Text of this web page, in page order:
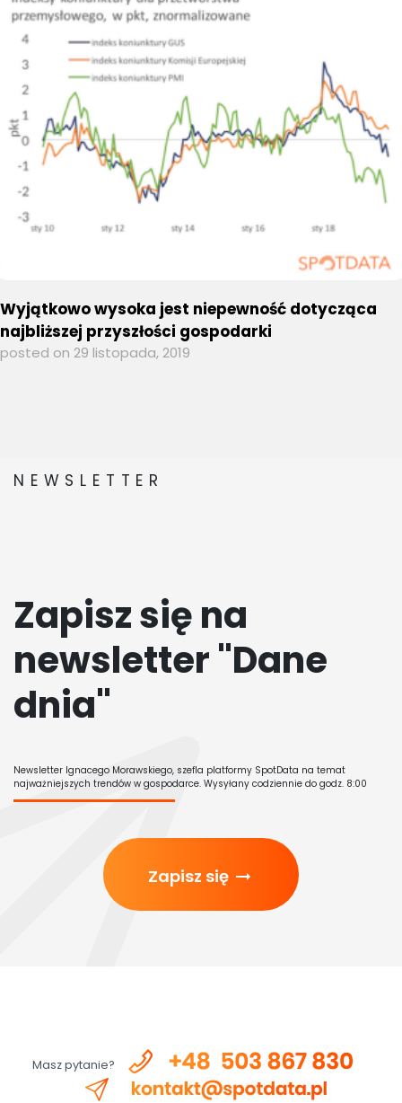
Wyjątkowo wysoka jest niepewność dotycząca
najbliższej przyszłości gospodarki
posted on 29 listopada, 2019
NEWSLETTER
Zapisz się na
newsletter "Dane
dnia"
Newsletter Ignacego Morawskiego, szefla platformy SpotData na temat
najważniejszych trendów w gospodarce. Wysyłany codziennie do godz. 8:00
Zapisz się arrow_right_alt
Masz pytanie?